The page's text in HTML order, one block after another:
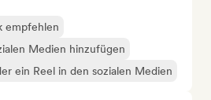
empfehlen
Medien hinzufügen
ein Reel in den sozialen Medien